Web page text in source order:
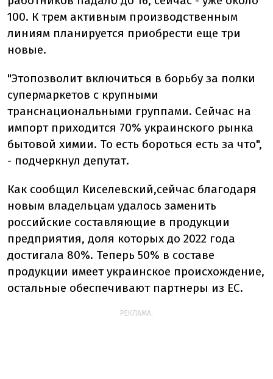
100. К трем активным производственным
линиям планируется приобрести еще три
новые.
"Этопозволит включиться в борьбу за полки
супермаркетов с крупными
транснациональными группами. Сейчас на
импорт приходится 70% украинского рынка
бытовой химии. То есть бороться есть за что",
- подчеркнул депутат.
Как сообщил Киселевский,сейчас благодаря
новым владельцам удалось заменить
российские составляющие в продукции
предприятия, доля которых до 2022 года
достигала 80%. Теперь 50% в составе
продукции имеет украинское происхождение,
остальные обеспечивают партнеры из ЕС.
РЕКЛАМА: